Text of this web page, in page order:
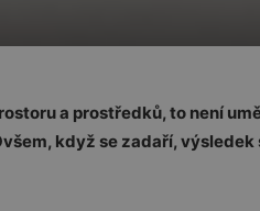
a prostředků, to není
když se zadaří, výsledek